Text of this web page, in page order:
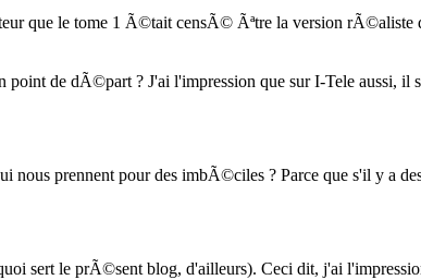
que le tome 1 Ã©tait censÃ© Ãªtre la version
de dÃ©part ? J'ai l'impression que sur I-Tele aussi,
prennent pour des imbÃ©ciles ? Parce que s'il y a
sert le prÃ©sent blog, d'ailleurs). Ceci dit, j'ai